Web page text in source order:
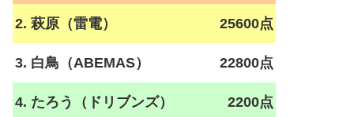
2. 萩原（雷電） 25600点
3. 白鳥（ABEMAS） 22800点
4. たろう（ドリブンズ） 2200点